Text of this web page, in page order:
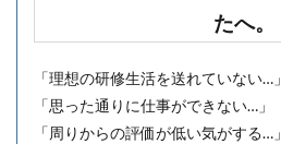
たへ。
「理想の研修生活を送れていない…」
「思った通りに仕事ができない…」
「周りからの評価が低い気がする…」